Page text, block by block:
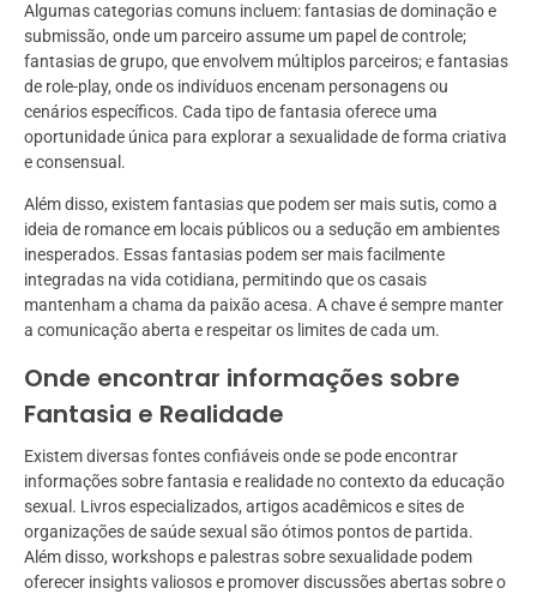
Algumas categorias comuns incluem: fantasias de dominação e
submissão, onde um parceiro assume um papel de controle;
fantasias de grupo, que envolvem múltiplos parceiros; e fantasias
de role-play, onde os indivíduos encenam personagens ou
cenários específicos. Cada tipo de fantasia oferece uma
oportunidade única para explorar a sexualidade de forma criativa
e consensual.
Além disso, existem fantasias que podem ser mais sutis, como a
ideia de romance em locais públicos ou a sedução em ambientes
inesperados. Essas fantasias podem ser mais facilmente
integradas na vida cotidiana, permitindo que os casais
mantenham a chama da paixão acesa. A chave é sempre manter
a comunicação aberta e respeitar os limites de cada um.
Onde encontrar informações sobre
Fantasia e Realidade
Existem diversas fontes confiáveis onde se pode encontrar
informações sobre fantasia e realidade no contexto da educação
sexual. Livros especializados, artigos acadêmicos e sites de
organizações de saúde sexual são ótimos pontos de partida.
Além disso, workshops e palestras sobre sexualidade podem
oferecer insights valiosos e promover discussões abertas sobre o